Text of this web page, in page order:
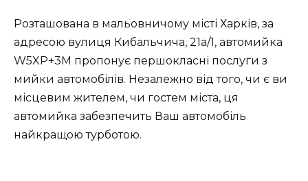
Розташована в мальовничому місті Харків, за
адресою вулиця Кибальчича, 21а/1, автомийка
W5XP+3M пропонує першокласні послуги з
мийки автомобілів. Незалежно від того, чи є ви
місцевим жителем, чи гостем міста, ця
автомийка забезпечить Ваш автомобіль
найкращою турботою.